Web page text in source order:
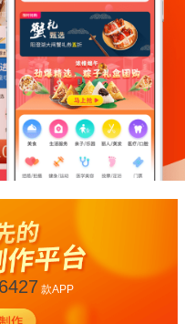
款APP